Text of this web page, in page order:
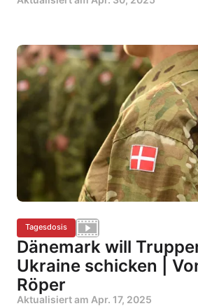
Tagesdosis
Dänemark will
Ukraine schicken |
Röper
Aktualisiert am Apr. 17, 2025